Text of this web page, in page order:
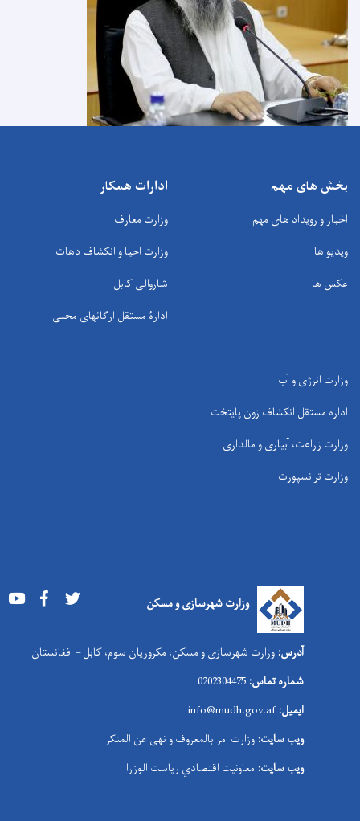
بخش های مهم
اخبار و رویداد های مهم
ویدیو ها
عکس ها
ادارات همکار
وزارت معارف
وزارت احیا و انکشاف دهات
شاروالی کابل
ادارۀ مستقل ارگانهای محلی
وزارت انرژی و آب
اداره مستقل انکشاف زون پایتخت
وزارت زراعت، آبیاری و مالداری
وزارت ترانسپورت
وزارت شهرسازی و مسکن Youtube Facebook
آدرس: وزارت شهرسازی و مسکن، مکروریان سوم، کابل – افغانستان
شماره تماس:
ایمیل: info@mudh.gov.af
ویب سایت: وزارت امر بالمعروف و نهی عن المنکر
ویب سایت: معاونیت اقتصادي ریاست الوزرا